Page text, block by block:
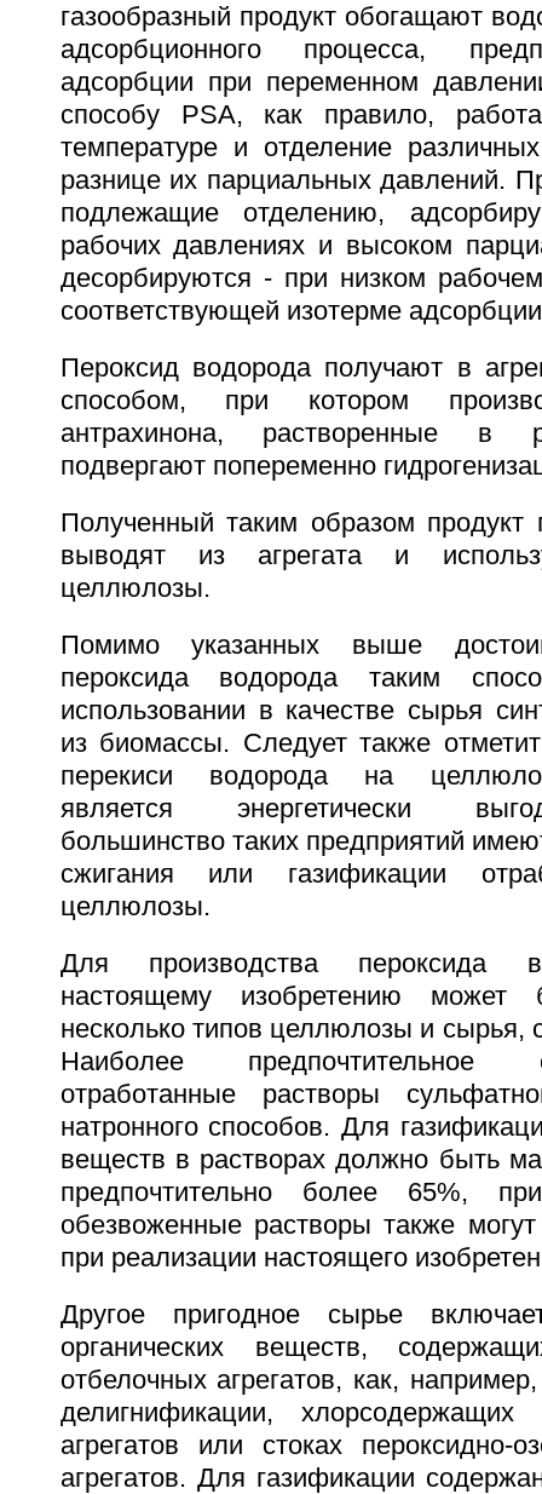
газообразный продукт обогащают
адсорбционного процесса,
адсорбции при переменном
способу PSA, как правило,
температуре и отделение
разнице их парциальных давлений.
подлежащие отделению,
рабочих давлениях и высоком
десорбируются - при низком
соответствующей изотерме
Пероксид водорода получают в
способом, при котором
антрахинона, растворенные в
подвергают попеременно
Полученный таким образом продукт
выводят из агрегата и
целлюлозы.
Помимо указанных выше
пероксида водорода таким
использовании в качестве сырья
из биомассы. Следует также
перекиси водорода на
является энергетически
большинство таких предприятий
сжигания или газификации
целлюлозы.
Для производства пероксида
настоящему изобретению может
несколько типов целлюлозы и сырья,
Наиболее предпочтительное
отработанные растворы
натронного способов. Для
веществ в растворах должно быть
предпочтительно более 65%,
обезвоженные растворы также
при реализации настоящего
Другое пригодное сырье
органических веществ,
отбелочных агрегатов, как,
делигнификации, хлорсодержащих
агрегатов или стоках пероксидно-
агрегатов. Для газификации